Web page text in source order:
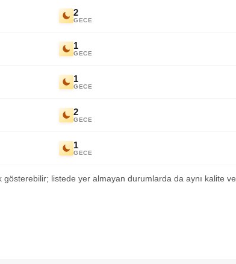
2
GECE
1
GECE
1
GECE
2
GECE
1
GECE
listede yer almayan durumlarda da aynı kalite ve